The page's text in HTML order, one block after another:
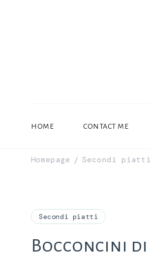
HOME CONTACT ME
Homepage / Secondi piatti
Secondi piatti
Bocconcini